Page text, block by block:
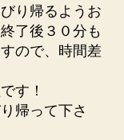
り帰るようお
了後３０分も
ので、時間差
す！
帰って下さ